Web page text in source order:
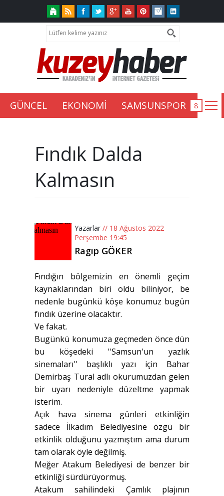
GÜNCEL EKONOMİ SAMSUNSPOR
Fındık Dalda
Kalmasın
Yazarlar // 18 Ağustos 2022
Perşembe 19:45
Ragıp GÖKER
Fındığın bölgemizin en önemli geçim
kaynaklarından biri oldu biliniyor, be
nedenle bugünkü köşe konumuz bugün
fındık üzerine olacaktır.
Ve fakat.
Bugünkü konumuza geçmeden önce dün
bu köşedeki ''Samsun'un yazlık
sinemaları'' başlıklı yazı için Bahar
Demirbaş Tural adlı okurumuzdan gelen
bir uyarı nedeniyle düzeltme yapmak
isterim.
Açık hava sinema günleri etkinliğin
sadece İlkadım Belediyesine özgü bir
etkinlik olduğunu yazmıştım ama durum
tam olarak öyle değilmiş.
Meğer Atakum Belediyesi de benzer bir
etkinliği sürdürüyormuş.
Atakum sahilindeki Çamlık plajının